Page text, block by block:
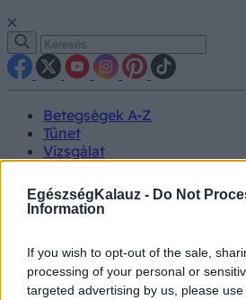
EgészségKalauz - Do Not
Information
If you wish to opt-out of the sale,
processing of your personal or
targeted advertising by us, please
Betegségek A-Z
Tünet
Vizsgálat
Életmódváltás
Kutatás
Videók
Kisállatok egészsége